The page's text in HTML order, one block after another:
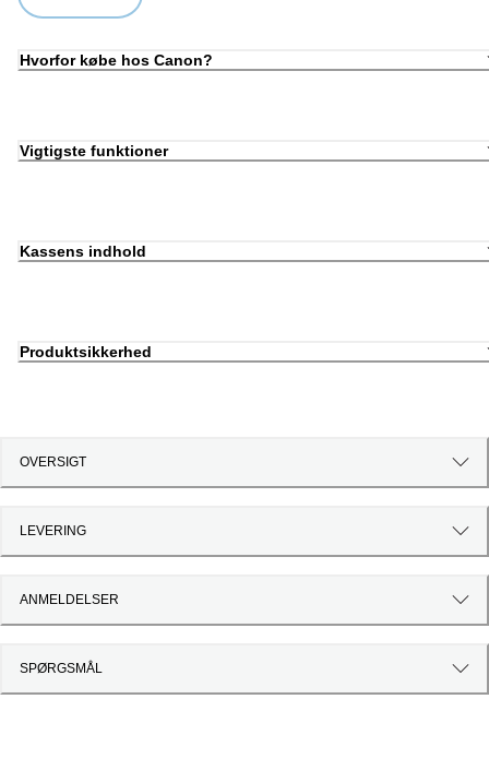
Hvorfor købe hos Canon?
Vigtigste funktioner
Kassens indhold
Produktsikkerhed
OVERSIGT
LEVERING
ANMELDELSER
SPØRGSMÅL